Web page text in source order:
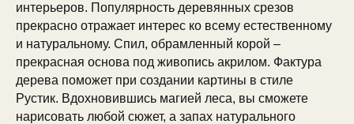
интерьеров. Популярность деревянных срезов
прекрасно отражает интерес ко всему естественному
и натуральному. Спил, обрамленный корой –
прекрасная основа под живопись акрилом. Фактура
дерева поможет при создании картины в стиле
Рустик. Вдохновившись магией леса, вы сможете
нарисовать любой сюжет, а запах натурального